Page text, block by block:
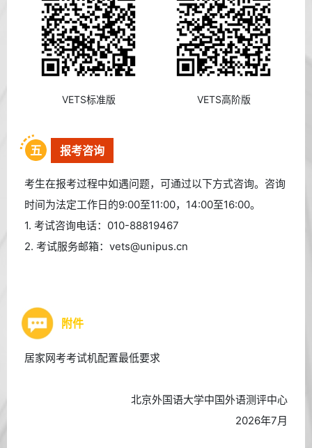
VETS标准版 VETS高阶版
五 报考咨询
考生在报考过程中如遇问题，可通过以下方式咨询。咨询
时间为法定工作日的9:00至11:00，14:00至16:00。
1. 考试咨询电话：010-88819467
2. 考试服务邮箱：vets@unipus.cn
附件
居家网考考试机配置最低要求
北京外国语大学中国外语测评中心
2026年7月